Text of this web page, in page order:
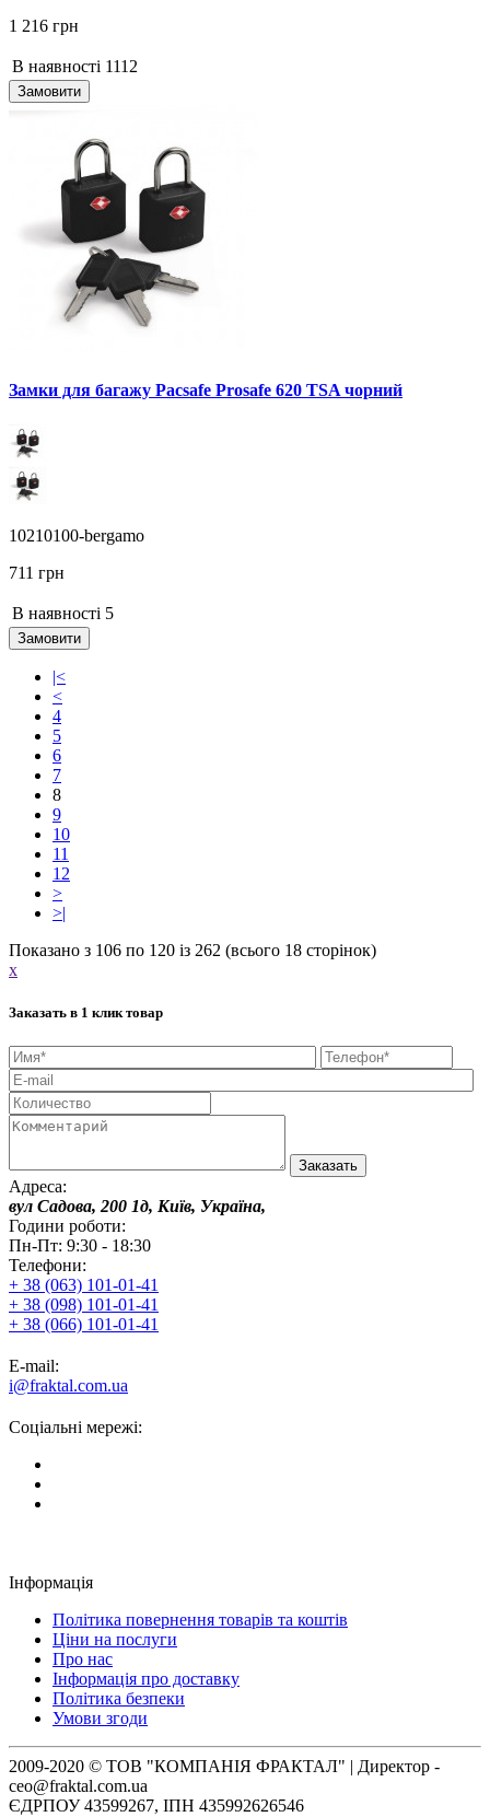
1 216 грн
В наявності 1112
Замовити
Замки для багажу Pacsafe Prosafe 620 TSA чорний
10210100-bergamo
711 грн
В наявності 5
Замовити
|<
<
4
5
6
7
8
9
10
11
12
>
>|
Показано з 106 по 120 із 262 (всього 18 сторінок)
x
Заказать в 1 клик товар
Адреса:
вул Садова, 200 1д, Київ, Україна,
Години роботи:
Пн-Пт: 9:30 - 18:30
Телефони:
+ 38 (063) 101-01-41
+ 38 (098) 101-01-41
+ 38 (066) 101-01-41
E-mail:
i@fraktal.com.ua
Соціальні мережі:
Інформація
Політика повернення товарів та коштів
Ціни на послуги
Про нас
Інформація про доставку
Політика безпеки
Умови згоди
2009-2020 © ТОВ "КОМПАНІЯ ФРАКТАЛ" | Директор -
ceo@fraktal.com.ua
ЄДРПОУ 43599267, ІПН 435992626546